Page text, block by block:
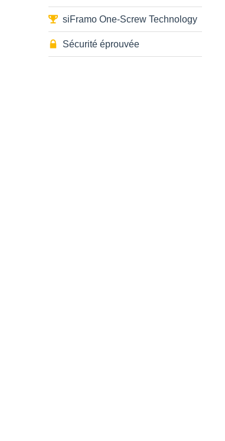
siFramo One-Screw Technology
Sécurité éprouvée